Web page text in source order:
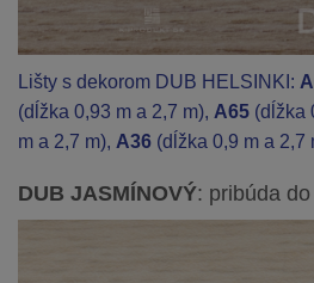
Lišty s dekorom DUB HELSINKI:
(dĺžka 0,93 m a 2,7 m), A65 (dĺžka
m a 2,7 m), A36 (dĺžka 0,9 m a 2,7
DUB JASMÍNOVÝ: pribúda